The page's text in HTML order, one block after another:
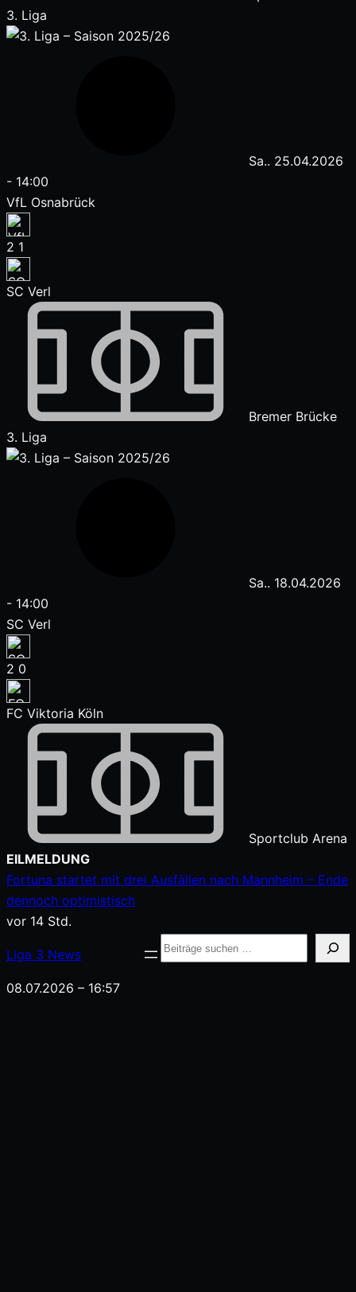
3. Liga
Sa.. 25.04.2026
- 14:00
VfL Osnabrück
2 1
SC Verl
Bremer Brücke
3. Liga
Sa.. 18.04.2026
- 14:00
SC Verl
2 0
FC Viktoria Köln
Sportclub Arena
Zum
Inhalt
springen
EILMELDUNG
Fortuna startet mit drei Ausfällen nach Mannheim – Ende
dennoch optimistisch
vor 14 Std.
Liga 3 News
Suche
08.07.2026 – 16:57